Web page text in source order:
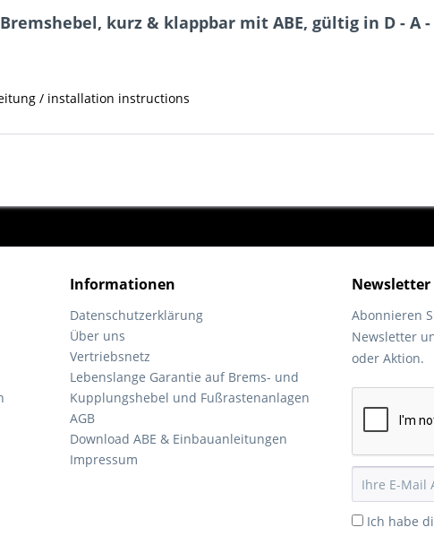
kurz & klappbar mit ABE, gültig in D - A -
/ installation instructions
Informationen
Datenschutzerklärung
Über uns
Vertriebsnetz
Lebenslange Garantie auf Brems- und
Kupplungshebel und Fußrastenanlagen
AGB
Download ABE & Einbauanleitungen
Impressum
Newsletter
Abonnieren
Newsletter
oder Aktion.
Ich habe